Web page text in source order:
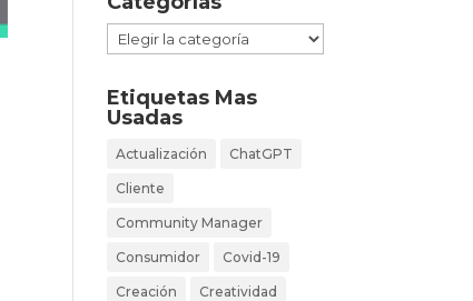
Categorías
Etiquetas Mas
Usadas
Actualización ChatGPT
Cliente
Community Manager
Consumidor Covid-19
Creación Creatividad